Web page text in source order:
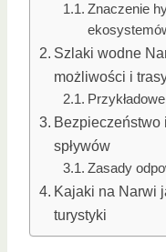
Znaczenie
Szlaki wodne
możliwości i
Bezpieczeństwo
spływów
Zasady
Kajaki na Narwi
turystyki